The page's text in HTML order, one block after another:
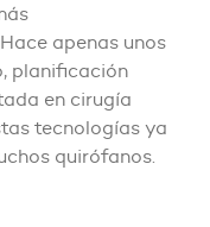
apenas unos
planificación
en cirugía
tecnologías ya
quirófanos.